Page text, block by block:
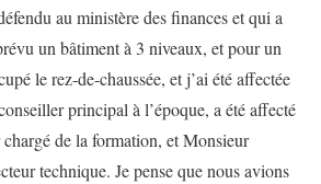
au ministère des finances et qui a
un bâtiment à 3 niveaux, et pour un
le rez-de-chaussée, et j’ai été affectée
principal à l’époque, a été affecté
de la formation, et Monsieur
technique. Je pense que nous avions